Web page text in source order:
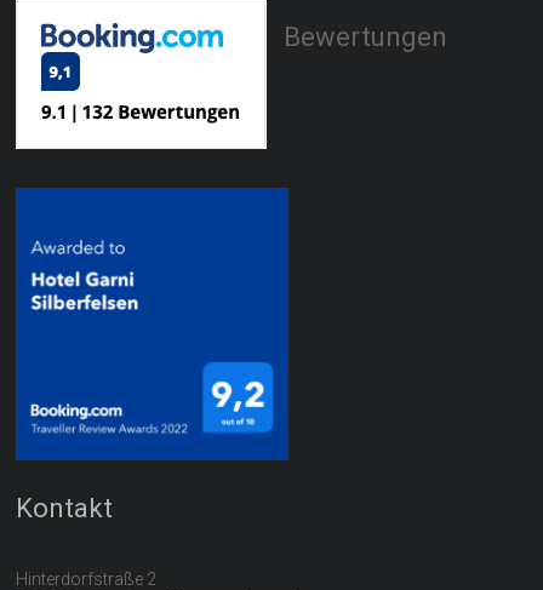
Bewertungen
Kontakt
Hinterdorfstraße 2